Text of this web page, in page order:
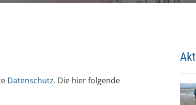
Datenschutz. Die hier folgende